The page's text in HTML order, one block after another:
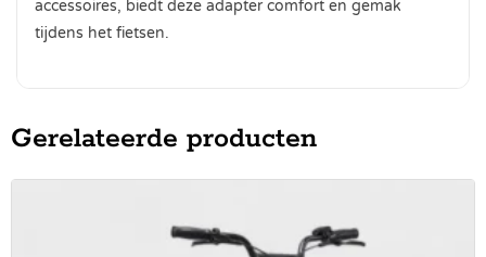
accessoires, biedt deze adapter comfort en gemak
tijdens het fietsen.
Gerelateerde producten